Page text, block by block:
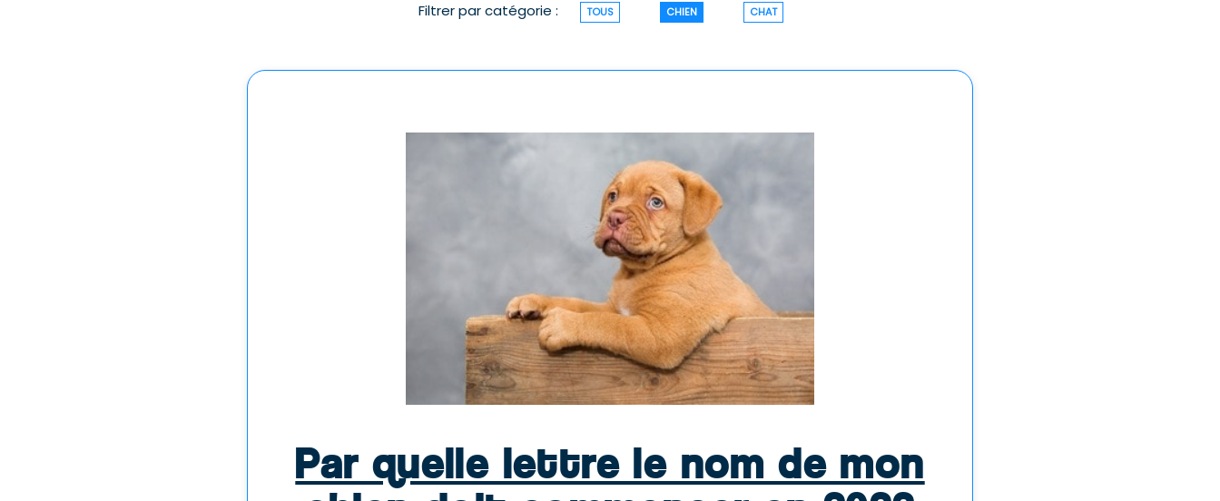
Filtrer par catégorie : TOUS CHIEN CHAT
Par quelle lettre le nom de mon